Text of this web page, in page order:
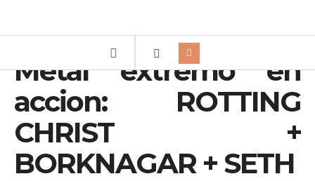
Metal extremo en
accion: ROTTING
CHRIST +
BORKNAGAR + SETH